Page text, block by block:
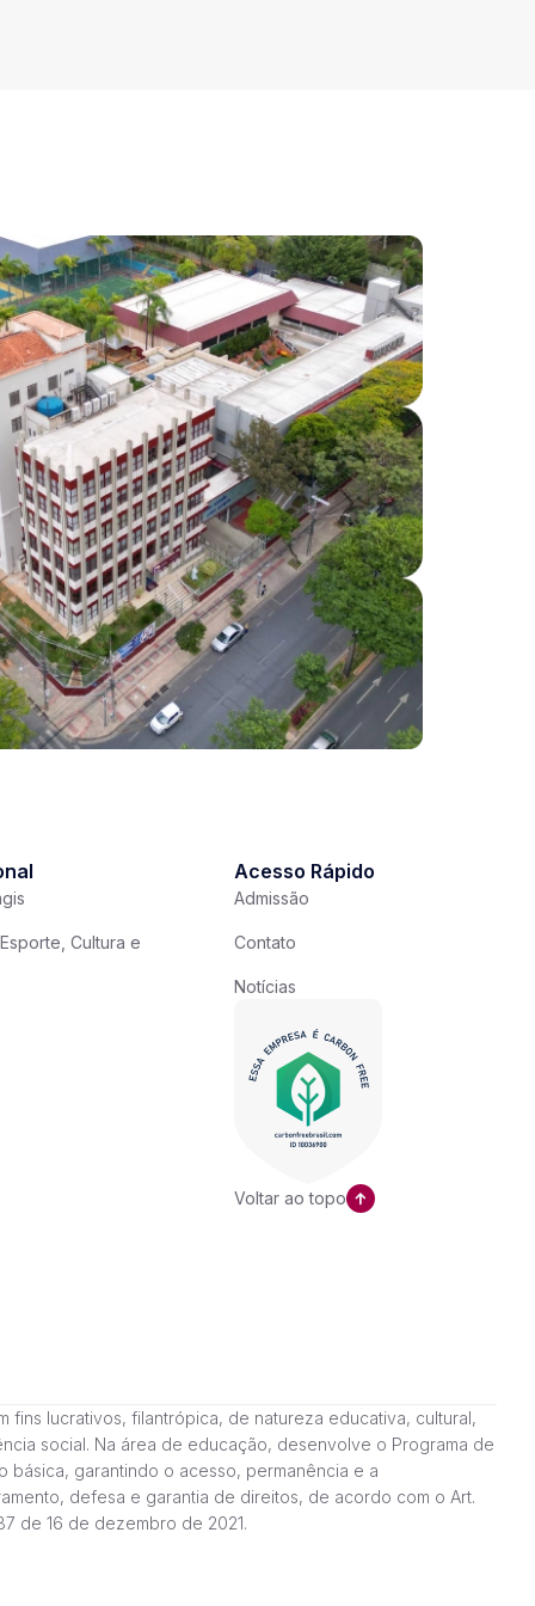
Cultura e
Acesso Rápido
Admissão
Contato
Notícias
Voltar ao topo
fins lucrativos, filantrópica, de natureza educativa, cultural,
social. Na área de educação, desenvolve o Programa de
básica, garantindo o acesso, permanência e a
defesa e garantia de direitos, de acordo com o Art.
de 16 de dezembro de 2021.